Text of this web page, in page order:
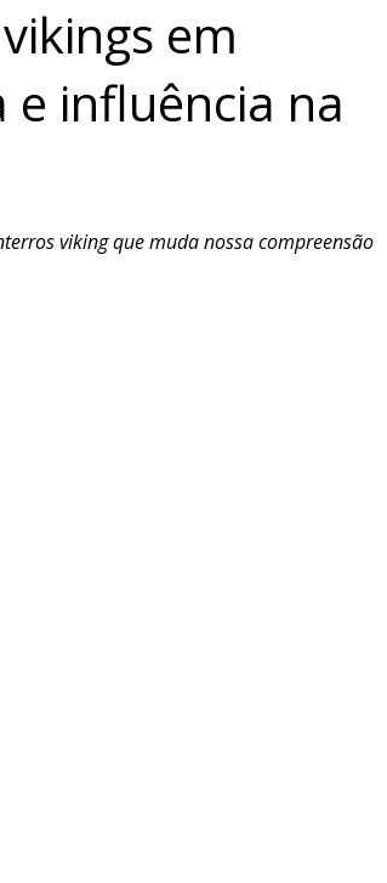
em
influência na
viking que muda nossa compreensão